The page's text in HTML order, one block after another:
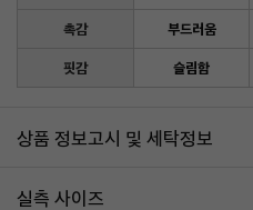
촉감 부드러움
핏감 슬림함
상품 정보고시 및 세탁정보
실측 사이즈